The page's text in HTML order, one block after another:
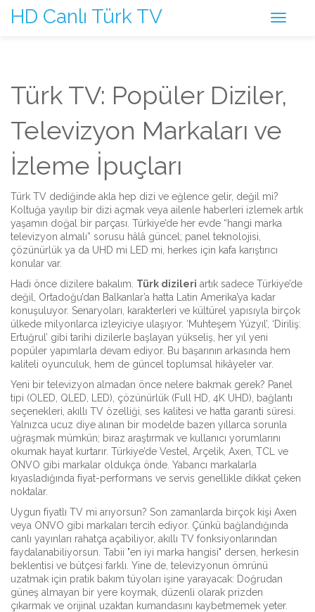
HD Canlı Türk TV
Türk TV: Popüler Diziler,
Televizyon Markaları ve
İzleme İpuçları
Türk TV dediğinde akla hep dizi ve eğlence gelir, değil mi?
Koltuğa yayılıp bir dizi açmak veya ailenle haberleri izlemek artık
yaşamın doğal bir parçası. Türkiye’de her evde “hangi marka
televizyon almalı” sorusu hâlâ güncel; panel teknolojisi,
çözünürlük ya da UHD mi LED mi, herkes için kafa karıştırıcı
konular var.
Hadi önce dizilere bakalım. Türk dizileri artık sadece Türkiye’de
değil, Ortadoğu’dan Balkanlar’a hatta Latin Amerika’ya kadar
konuşuluyor. Senaryoları, karakterleri ve kültürel yapısıyla birçok
ülkede milyonlarca izleyiciye ulaşıyor. ‘Muhteşem Yüzyıl’, ‘Diriliş:
Ertuğrul’ gibi tarihi dizilerle başlayan yükseliş, her yıl yeni
popüler yapımlarla devam ediyor. Bu başarının arkasında hem
kaliteli oyunculuk, hem de güncel toplumsal hikâyeler var.
Yeni bir televizyon almadan önce nelere bakmak gerek? Panel
tipi (OLED, QLED, LED), çözünürlük (Full HD, 4K UHD), bağlantı
seçenekleri, akıllı TV özelliği, ses kalitesi ve hatta garanti süresi.
Yalnızca ucuz diye alınan bir modelde bazen yıllarca sorunla
uğraşmak mümkün; biraz araştırmak ve kullanıcı yorumlarını
okumak hayat kurtarır. Türkiye’de Vestel, Arçelik, Axen, TCL ve
ONVO gibi markalar oldukça önde. Yabancı markalarla
kıyasladığında fiyat-performans ve servis genellikle dikkat çeken
noktalar.
Uygun fiyatlı TV mi arıyorsun? Son zamanlarda birçok kişi Axen
veya ONVO gibi markaları tercih ediyor. Çünkü bağlandığında
canlı yayınları rahatça açabiliyor, akıllı TV fonksiyonlarından
faydalanabiliyorsun. Tabii "en iyi marka hangisi" dersen, herkesin
beklentisi ve bütçesi farklı. Yine de, televizyonun ömrünü
uzatmak için pratik bakım tüyoları işine yarayacak: Doğrudan
güneş almayan bir yere koymak, düzenli olarak prizden
çıkarmak ve orijinal uzaktan kumandasını kaybetmemek yeter.